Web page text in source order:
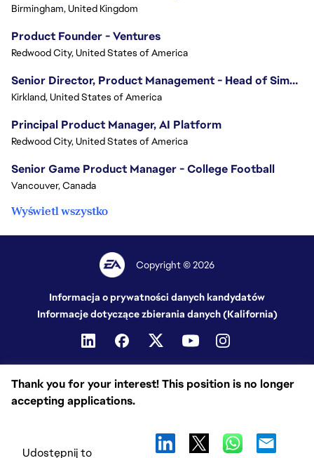
Thank you for your interest! This position is no longer
accepting applications.
Udostępnij to
Birmingham, United Kingdom
Product Founder - Ventures
Redwood City, United States of America
Senior Director, Product Management - Head of Sims Marketplace
Kirkland, United States of America
Principal Product Manager, AI Platform
Redwood City, United States of America
Senior Game Product Manager - College Football
Vancouver, Canada
Wyświetl wszystko
Copyright © 2026
Informacja o prywatności danych kandydatów
Informacje dotyczące zbierania danych (Kalifornia)